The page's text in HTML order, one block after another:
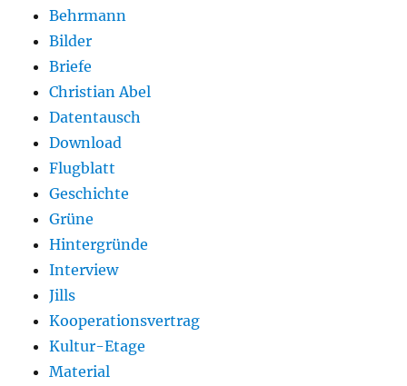
Behrmann
Bilder
Briefe
Christian Abel
Datentausch
Download
Flugblatt
Geschichte
Grüne
Hintergründe
Interview
Jills
Kooperationsvertrag
Kultur-Etage
Material